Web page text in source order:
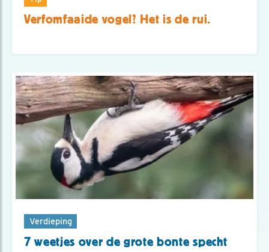
Verfomfaaide vogel? Het is de rui.
Verdieping
7 weetjes over de grote bonte specht